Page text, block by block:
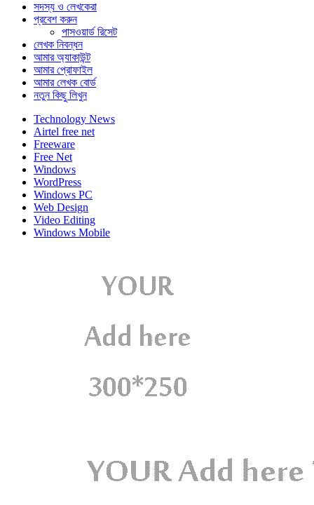
সদস্য ও লেখকেরা
প্রবেশ করুন
পাসওয়ার্ড রিসেট
লেখক নিবন্ধন
আমার অ্যাকাউন্ট
আমার প্রোফাইল
আমার লেখক বোর্ড
নতুন কিছু লিখুন
Technology News
Airtel free net
Freeware
Free Net
Windows
WordPress
Windows PC
Web Design
Video Editing
Windows Mobile